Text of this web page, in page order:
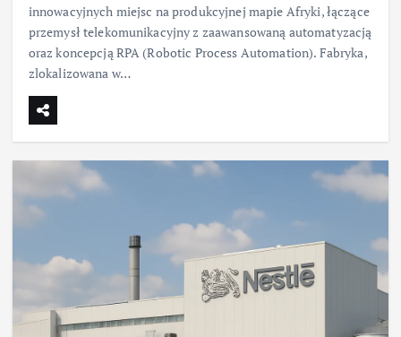
innowacyjnych miejsc na produkcyjnej mapie Afryki, łączące
przemysł telekomunikacyjny z zaawansowaną automatyzacją
oraz koncepcją RPA (Robotic Process Automation). Fabryka,
zlokalizowana w…